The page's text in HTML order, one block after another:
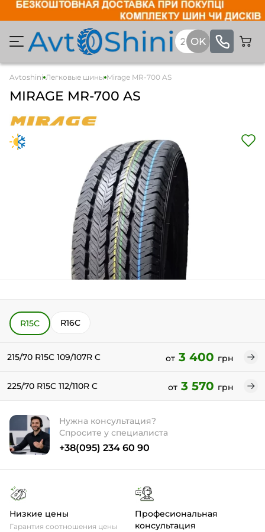
Avtoshini Легковые шины Mirage MR-700 AS
MIRAGE MR-700 AS
R15C R16C
215/70 R15C 109/107R C от 3 400 грн
225/70 R15C 112/110R C от 3 570 грн
Нужна консультация?
Спросите у специалиста
+38(095) 234 60 90
Низкие цены
Гарантия соотношения цены
Професиональная
консультация